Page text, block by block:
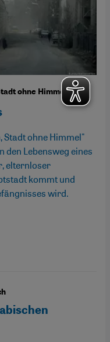
ohne Himmel''
Stadt ohne Himmel"
den Lebensweg eines
elternloser
kommt und
wird.